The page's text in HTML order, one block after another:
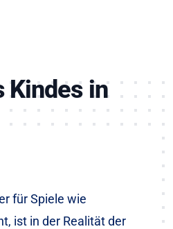
Kindes in
für Spiele wie
ist in der Realität der